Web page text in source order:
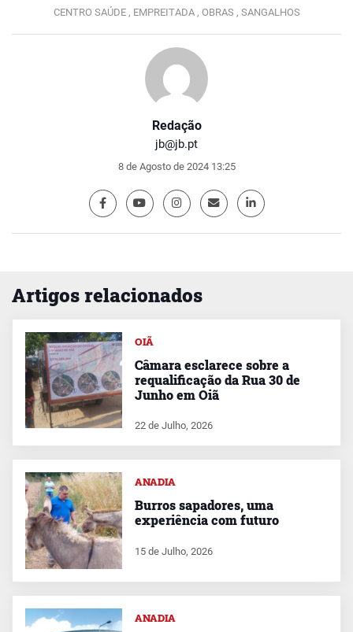
Redação
jb@jb.pt
8 de Agosto de 2024 13:25
CENTRO SAÚDE , EMPREITADA , OBRAS , SANGALHOS
Artigos relacionados
OIÃ
Câmara esclarece sobre a
requalificação da Rua 30 de
Junho em Oiã
22 de Julho, 2026
ANADIA
Burros sapadores, uma
experiência com futuro
15 de Julho, 2026
ANADIA